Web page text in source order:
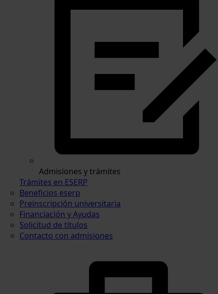
Admisiones y trámites
Trámites en ESERP
Beneficios eserp
Preinscripción universitaria
Financiación y Ayudas
Solicitud de títulos
Contacto con admisiones